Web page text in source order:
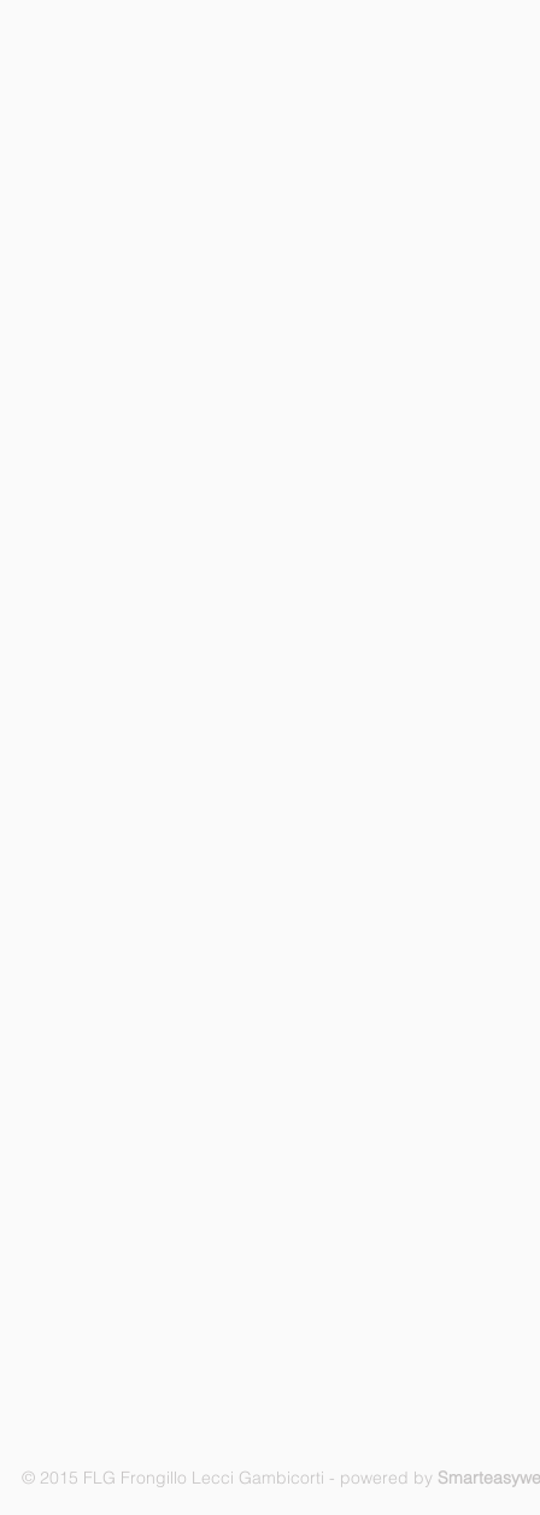
© 2015 FLG Frongillo Lecci Gambicorti - powered by